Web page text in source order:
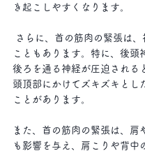
き起こしやすくなります。
こともあります。特に、後頭
後ろを通る神経が圧迫される
頭頂部にかけてズキズキとし
ことがあります。
また、首の筋肉の緊張は、肩
も影響を与え、肩こりや背中